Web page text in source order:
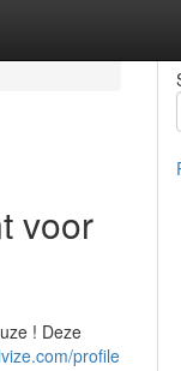
voor
! Deze
profile